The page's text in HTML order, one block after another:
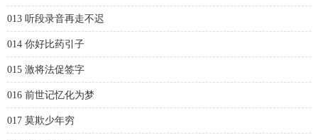
013 听段录音再走不迟
014 你好比药引子
015 激将法促签字
016 前世记忆化为梦
017 莫欺少年穷